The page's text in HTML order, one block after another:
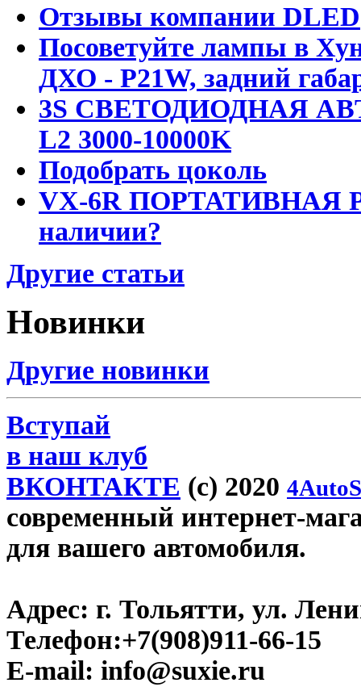
Отзывы компании DLED
Посоветуйте лампы в
ДХО - P21W, задний
3S СВЕТОДИОДНАЯ
L2 3000-10000K
Подобрать цоколь
VX-6R ПОРТАТИВНАЯ
наличии?
Другие статьи
Новинки
Другие новинки
Вступай
в наш клуб
ВКОНТАКТЕ (c) 2020
современный интернет-
для вашего автомобиля.
Адрес: г. Тольятти, ул.
Телефон:+7(908)911-66-15
E-mail: info@suxie.ru